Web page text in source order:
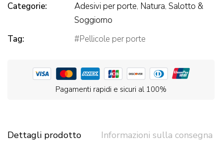
Categorie:
Adesivi per porte, Natura, Salotto &
Soggiorno
Tag:
Pellicole per porte
Pagamenti rapidi e sicuri al 100%
Dettagli prodotto Informazioni sulla consegna